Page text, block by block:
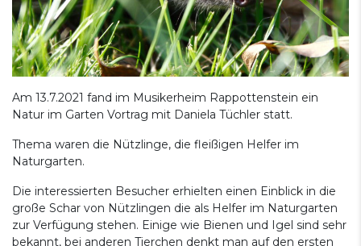
Am 13.7.2021 fand im Musikerheim Rappottenstein ein
Natur im Garten Vortrag mit Daniela Tüchler statt.
Thema waren die Nützlinge, die fleißigen Helfer im
Naturgarten.
Die interessierten Besucher erhielten einen Einblick in die
große Schar von Nützlingen die als Helfer im Naturgarten
zur Verfügung stehen. Einige wie Bienen und Igel sind sehr
bekannt, bei anderen Tierchen denkt man auf den ersten